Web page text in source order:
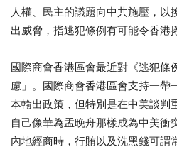
人權、民主的議題向中共施壓，以
出威脅，指逃犯條例有可能令香港
國際商會香港區會最近對《逃犯條
慮」。國際商會香港區會支持一帶
本輸出政策，但特別是在中美談判
自己像華為孟晚舟那樣成為中美衝
內地經商時，行賄以及洗黑錢可謂